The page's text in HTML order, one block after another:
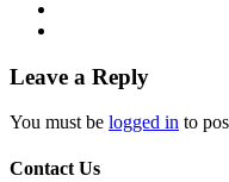
Leave a Reply
You must be logged in to
Contact Us